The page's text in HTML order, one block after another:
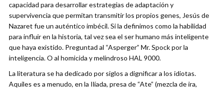
capacidad para desarrollar estrategias de adaptación y
supervivencia que permitan transmitir los propios genes, Jesús de
Nazaret fue un auténtico imbécil. Si la definimos como la habilidad
para influir en la historia, tal vez sea el ser humano más inteligente
que haya existido. Preguntad al “Asperger” Mr. Spock por la
inteligencia. O al homicida y melindroso HAL 9000.
La literatura se ha dedicado por siglos a dignificar a los idiotas.
Aquiles es a menudo, en la Ilíada, presa de “Ate” (mezcla de ira,